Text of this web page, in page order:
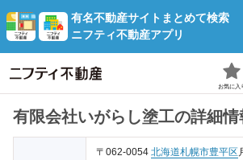
有名不動産サイトまとめて検索
ニフティ不動産アプリ
お気に入
有限会社いがらし塗工の詳細情
〒062-0054 北海道札幌市豊平区